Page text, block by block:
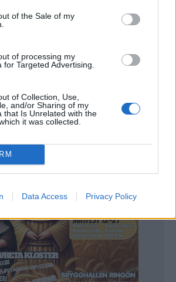
of the Sale of my
of processing my
for Targeted Advertising.
of Collection, Use,
and/or Sharing of my
that Is Unrelated with the
it was collected.
Data Access Privacy Policy
öl med engelsk malt, havre, vete,
efter lunch på måndagen
en extra beställning av
var populärt ute bland de